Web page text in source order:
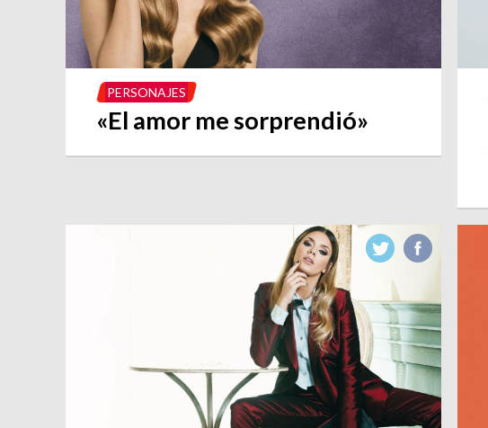
PERSONAJES
«El amor me sorprendió»